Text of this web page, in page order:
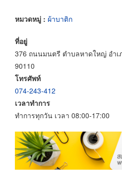
หมวดหมู่ : ผ้าบาติก
ที่อยู่
376 ถนนมนตรี ตำบลหาดใหญ่ อำ
90110
โทรศัพท์
074-243-412
เวลาทำการ
ทำการทุกวัน เวลา 08:00-17:00